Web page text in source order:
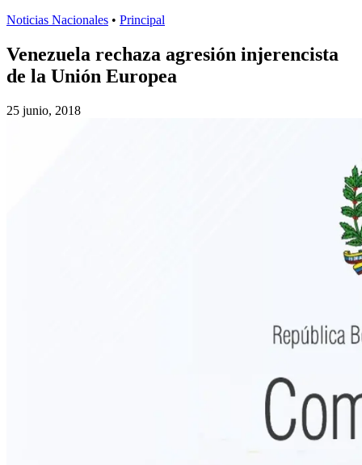
Noticias Nacionales • Principal
Venezuela rechaza agresión injerencista
de la Unión Europea
25 junio, 2018